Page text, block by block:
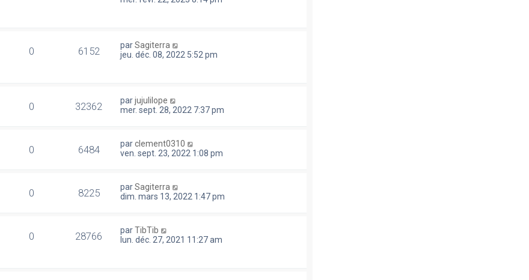
0 6152 parSagiterra
jeu. déc. 08, 2022 5:52 pm
0 32362 parjujulilope
mer. sept. 28, 2022 7:37 pm
0 6484 parclement0310
ven. sept. 23, 2022 1:08 pm
0 8225 parSagiterra
dim. mars 13, 2022 1:47 pm
0 28766 parTibTib
lun. déc. 27, 2021 11:27 am